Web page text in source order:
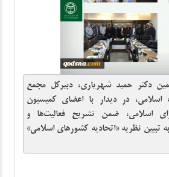
دکتر حمید شهریاری، دبیرکل مجمع
در دیدار با اعضای کمیسیون
اسلامی، ضمن تشریح فعالیت‌ها و
تبیین نظریه «اتحادیه کشورهای اسلامی»